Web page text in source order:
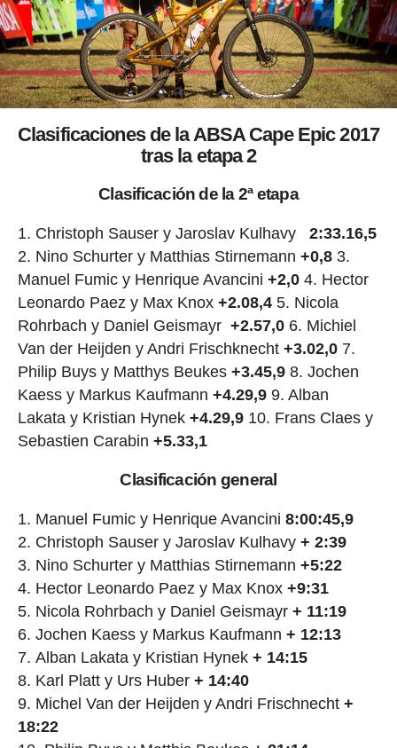
Clasificaciones de la ABSA Cape Epic 2017
tras la etapa 2
Clasificación de la 2ª etapa
1. Christoph Sauser y Jaroslav Kulhavy 2:33.16,5
2. Nino Schurter y Matthias Stirnemann +0,83.
Manuel Fumic y Henrique Avancini +2,04. Hector
Leonardo Paez y Max Knox +2.08,45. Nicola
Rohrbach y Daniel Geismayr +2.57,06. Michiel
Van der Heijden y Andri Frischknecht +3.02,07.
Philip Buys y Matthys Beukes +3.45,98. Jochen
Kaess y Markus Kaufmann +4.29,99. Alban
Lakata y Kristian Hynek +4.29,910. Frans Claes y
Sebastien Carabin +5.33,1
Clasificación general
Manuel Fumic y Henrique Avancini 8:00:45,9
Christoph Sauser y Jaroslav Kulhavy + 2:39
Nino Schurter y Matthias Stirnemann +5:22
Hector Leonardo Paez y Max Knox +9:31
Nicola Rohrbach y Daniel Geismayr + 11:19
Jochen Kaess y Markus Kaufmann + 12:13
Alban Lakata y Kristian Hynek + 14:15
Karl Platt y Urs Huber + 14:40
Michel Van der Heijden y Andri Frischnecht +
18:22